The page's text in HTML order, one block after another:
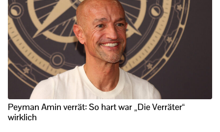
Peyman Amin verrät: So hart war „Die Verräter“
wirklich